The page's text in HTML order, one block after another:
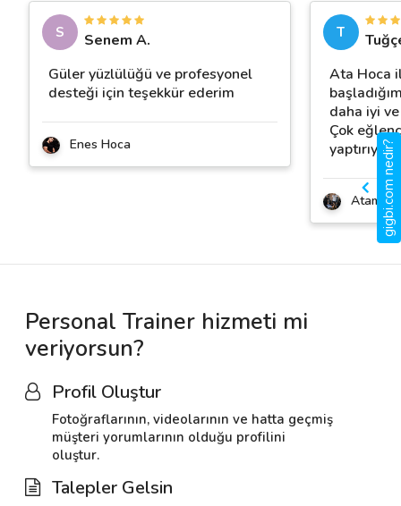
S
Senem A.
Güler yüzlülüğü ve profesyonel
desteği için teşekkür ederim
Enes Hoca
T
Ata Hoca
daha iyi
Çok
yaptırıyor.
Ataman
Personal Trainer hizmeti mi
veriyorsun?
Profil Oluştur
Fotoğraflarının, videolarının ve hatta geçmiş
müşteri yorumlarının olduğu profilini
oluştur.
Talepler Gelsin
gigbi.com nedir?